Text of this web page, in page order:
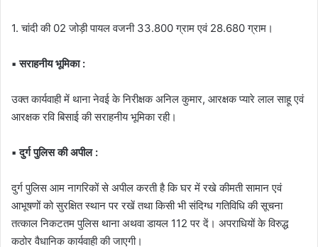
1. चांदी की 02 जोड़ी पायल वजनी 33.800 ग्राम एवं 28.680 ग्राम।
▪️ सराहनीय भूमिका :
उक्त कार्यवाही में थाना नेवई के निरीक्षक अनिल कुमार, आरक्षक प्यारे लाल साहू एवं
आरक्षक रवि बिसाई की सराहनीय भूमिका रही।
▪️ दुर्ग पुलिस की अपील :
दुर्ग पुलिस आम नागरिकों से अपील करती है कि घर में रखे कीमती सामान एवं
आभूषणों को सुरक्षित स्थान पर रखें तथा किसी भी संदिग्ध गतिविधि की सूचना
तत्काल निकटतम पुलिस थाना अथवा डायल 112 पर दें। अपराधियों के विरुद्ध
कठोर वैधानिक कार्यवाही की जाएगी।